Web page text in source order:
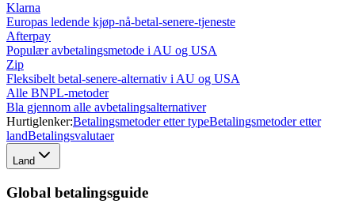
Klarna
Europas ledende kjøp-nå-betal-senere-tjeneste
Afterpay
Populær avbetalingsmetode i AU og USA
Zip
Fleksibelt betal-senere-alternativ i AU og USA
Alle BNPL-metoder
Bla gjennom alle avbetalingsalternativer
Hurtiglenker:Betalingsmetoder etter typeBetalingsmetoder etter
landBetalingsvalutaer
Land
Global betalingsguide